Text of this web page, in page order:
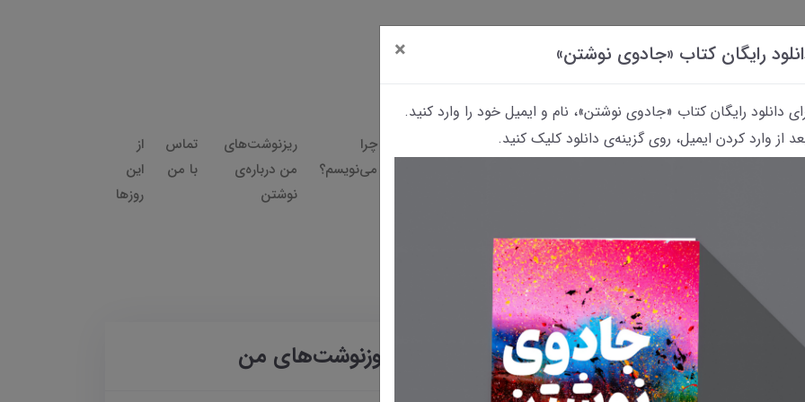
رایگان کتاب «جادوی نوشتن» ×
دانلود رایگان کتاب «جادوی نوشتن»، نام و ایمیل خود را وارد کنید.
از وارد کردن ایمیل، روی گزینه‌ی دانلود کلیک کنید.
داستانک‌
کتاب
پرسش
معرفی
معرفی فیلم‌های
چرا
می‌نویسم؟
ریزنوشت‌های
من درباره‌ی
نوشتن
تماس
با من
از
این
روزها
روزنوشت‌های من